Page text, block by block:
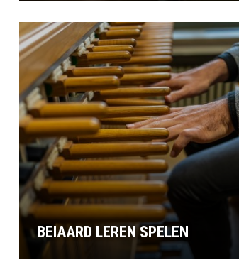
BEIAARD LEREN SPELEN